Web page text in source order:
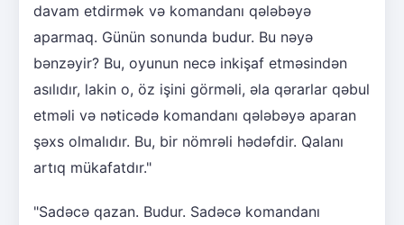
davam etdirmək və komandanı qələbəyə
aparmaq. Günün sonunda budur. Bu nəyə
bənzəyir? Bu, oyunun necə inkişaf etməsindən
asılıdır, lakin o, öz işini görməli, əla qərarlar qəbul
etməli və nəticədə komandanı qələbəyə aparan
şəxs olmalıdır. Bu, bir nömrəli hədəfdir. Qalanı
artıq mükafatdır."
"Sadəcə qazan. Budur. Sadəcə komandanı